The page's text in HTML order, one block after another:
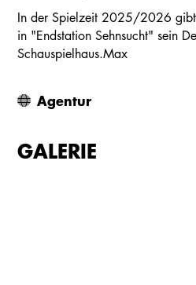
In der Spielzeit 2025/2026 gibt
in "Endstation Sehnsucht" sein
Schauspielhaus.Max
Agentur
GALERIE